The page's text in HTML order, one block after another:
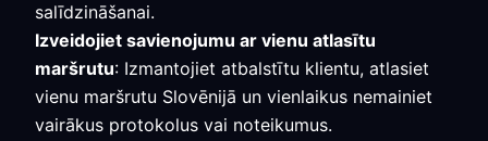
salīdzināšanai.
Izveidojiet savienojumu ar vienu atlasītu
maršrutu: Izmantojiet atbalstītu klientu, atlasiet
vienu maršrutu Slovēnijā un vienlaikus nemainiet
vairākus protokolus vai noteikumus.